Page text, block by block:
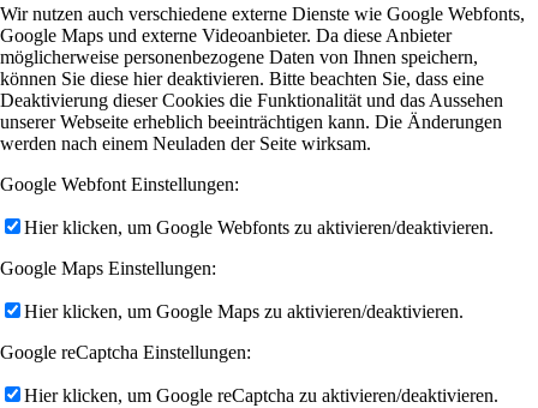
Wir nutzen auch verschiedene externe Dienste wie Google Webfonts,
Google Maps und externe Videoanbieter. Da diese Anbieter
möglicherweise personenbezogene Daten von Ihnen speichern,
können Sie diese hier deaktivieren. Bitte beachten Sie, dass eine
Deaktivierung dieser Cookies die Funktionalität und das Aussehen
unserer Webseite erheblich beeinträchtigen kann. Die Änderungen
werden nach einem Neuladen der Seite wirksam.
Google Webfont Einstellungen:
Hier klicken, um Google Webfonts zu aktivieren/deaktivieren.
Google Maps Einstellungen:
Hier klicken, um Google Maps zu aktivieren/deaktivieren.
Google reCaptcha Einstellungen:
Hier klicken, um Google reCaptcha zu aktivieren/deaktivieren.